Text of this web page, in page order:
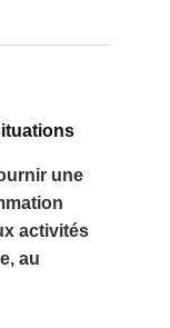
une
activités
au